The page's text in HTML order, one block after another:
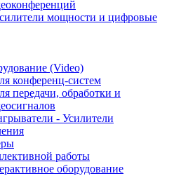
мощности и цифровые
(Video)
конференц-систем
передачи, обработки и
- Усилители
работы
оборудование